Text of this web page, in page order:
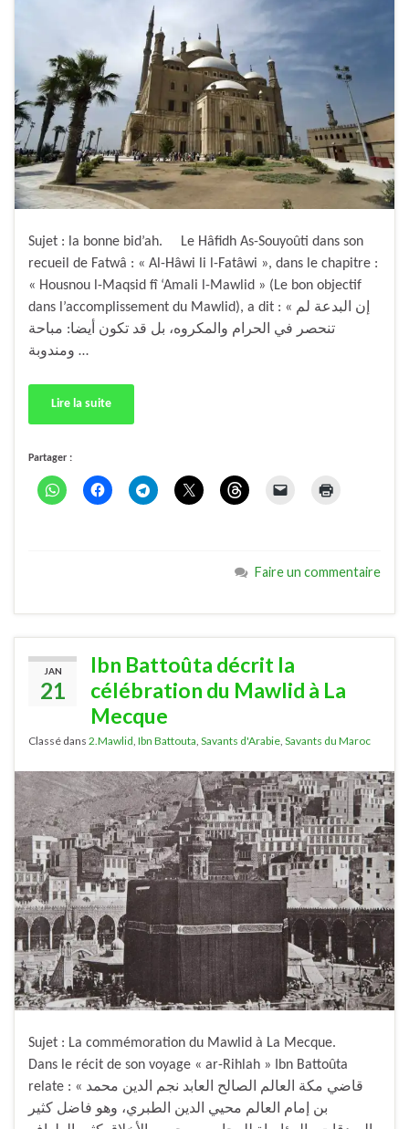
Sujet : la bonne bid’ah. Le Hâfidh As-Souyoûti dans son
recueil de Fatwâ : « Al-Hâwi li l-Fatâwi », dans le chapitre :
« Housnou l-Maqsid fî ‘Amali l-Mawlid » (Le bon objectif
dans l’accomplissement du Mawlid), a dit : « إن البدعة لم
تنحصر في الحرام والمكروه، بل قد تكون أيضا: مباحة
ومندوبة …
Lire la suite
Partager :
Faire un commentaire
JAN
21
Ibn Battoûta décrit la
célébration du Mawlid à La
Mecque
Classé dans 2.Mawlid Ibn Battouta Savants d'Arabie Savants du Maroc
Sujet : La commémoration du Mawlid à La Mecque.
Dans le récit de son voyage « ar-Rihlah » Ibn Battoûta
relate : « قاضي مكة العالم الصالح العابد نجم الدين محمد
بن إمام العالم محيي الدين الطبري، وهو فاضل كثير